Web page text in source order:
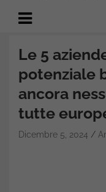
Trading.it
Le 5
potenziale
ancora
tutte
Dicembre 5, 2024